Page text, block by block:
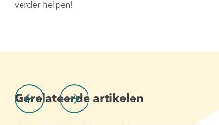
verder helpen!
Gerelateerde artikelen